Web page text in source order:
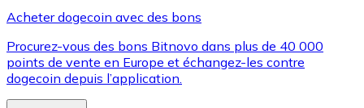
Acheter dogecoin avec des bons
Procurez-vous des bons Bitnovo dans plus de 40 000
points de vente en Europe et échangez-les contre
dogecoin depuis l’application.